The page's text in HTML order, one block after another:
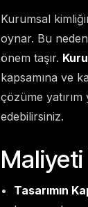
Kurumsal
oynar. Bu
önem taşır.
kapsamına ve
çözüme
edebilirsiniz.
Tasarımın